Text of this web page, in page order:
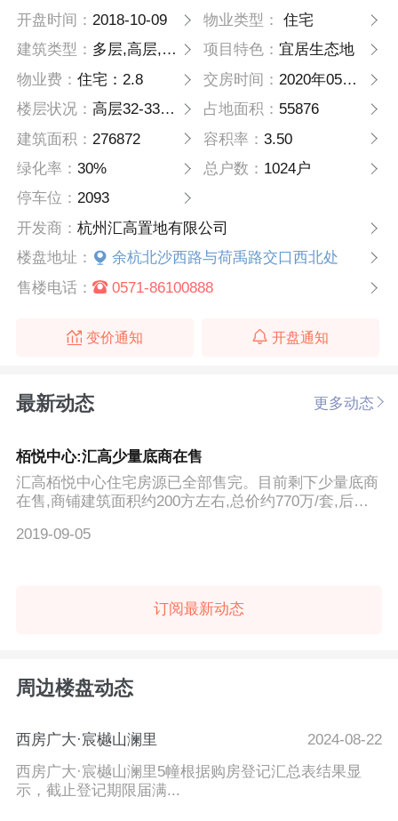
开盘时间：2018-10-09 物业类型：
住宅
建筑类型： 多层,高层,花园洋房 项目特色： 宜居生态地
物业费：住宅：2.8 交房时间： 2020年05月31日
楼层状况：高层32-33F，多层9F 占地面积： 55876
建筑面积： 276872 容积率： 3.50
绿化率：30% 总户数： 1024户
停车位：2093
开发商：杭州汇高置地有限公司
楼盘地址：
余杭北沙西路与荷禹路交口西北处
售楼电话：
0571-86100888
变价通知 开盘通知
最新动态 更多动态
栢悦中心:汇高少量底商在售
汇高栢悦中心住宅房源已全部售完。目前剩下少量底商
在售,商铺建筑面积约200方左右,总价约770万/套,后期
2019-09-05
订阅最新动态
周边楼盘动态
西房广大·宸樾山澜里
2024-08-22
西房广大·宸樾山澜里5幢根据购房登记汇总表结果显
示，截止登记期限届满...